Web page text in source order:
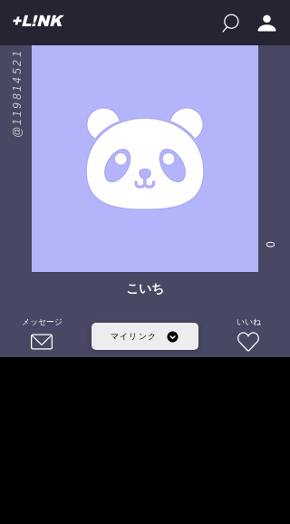
+L!NK
@119814521
0
こいち
メッセージ
マイリンク
いいね